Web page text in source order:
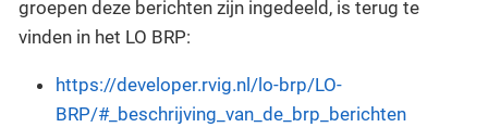
groepen deze berichten zijn ingedeeld, is terug te
vinden in het LO BRP:
https://developer.rvig.nl/lo-brp/LO-
BRP/#_beschrijving_van_de_brp_berichten